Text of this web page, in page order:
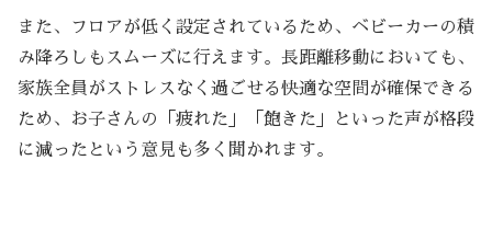
また、フロアが低く設定されているため、ベビーカーの積
み降ろしもスムーズに行えます。長距離移動においても、
家族全員がストレスなく過ごせる快適な空間が確保できる
ため、お子さんの「疲れた」「飽きた」といった声が格段
に減ったという意見も多く聞かれます。